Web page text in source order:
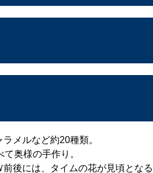
メルなど約20種類。
奥様の手作り。
後には、タイムの花が見頃とな